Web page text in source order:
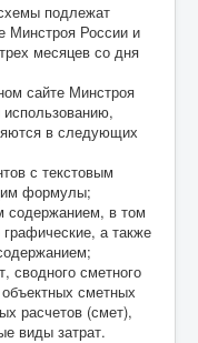
подлежат
Минстроя России и
месяцев со дня
сайте Минстроя
в следующих
с текстовым
формулы;
содержанием, в том
а также
сводного сметного
сметных
расчетов (смет),
виды затрат.